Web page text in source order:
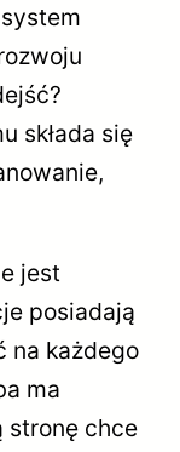
składa się
jest
posiadają
na każdego
ma
stronę chce